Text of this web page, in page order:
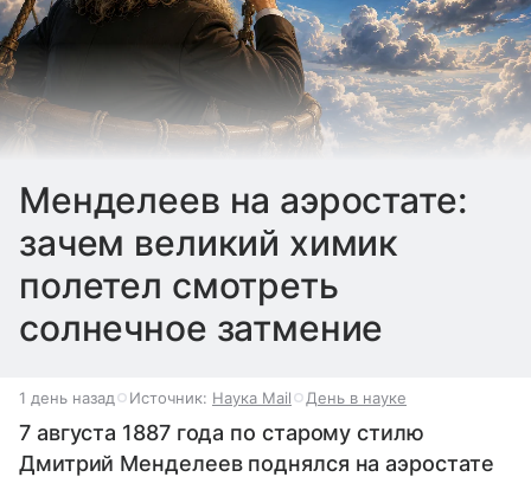
Менделеев на аэростате:
зачем великий химик
полетел смотреть
солнечное затмение
1 день назад Источник: Наука Mail День в науке
7 августа 1887 года по старому стилю
Дмитрий Менделеев поднялся на аэростате